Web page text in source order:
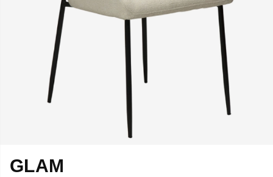
GLAM